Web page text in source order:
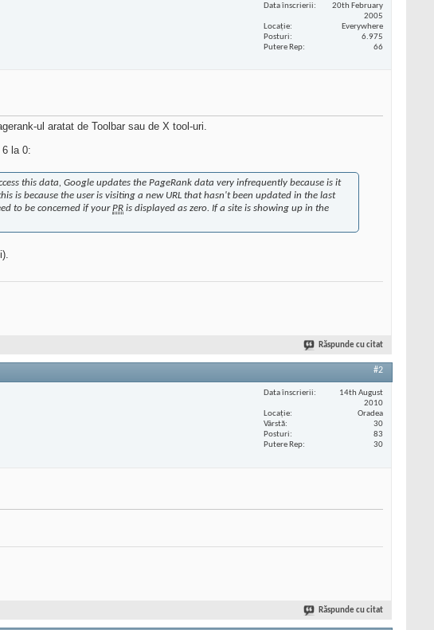
Data înscrierii
20th February
2005
Locaţie
Everywhere
Posturi
6.975
Putere Rep
66
ul aratat de Toolbar sau de X tool-uri.
la 0:
this data, Google updates the PageRank data very infrequently because is it
is because the user is visiting a new URL that hasn't been updated in the last
to be concerned if yourPR is displayed as zero. If a site is showing up in the
Răspunde cu citat
#2
Data înscrierii
14th August
2010
Locaţie
Oradea
Vârstă
30
Posturi
83
Putere Rep
30
Răspunde cu citat